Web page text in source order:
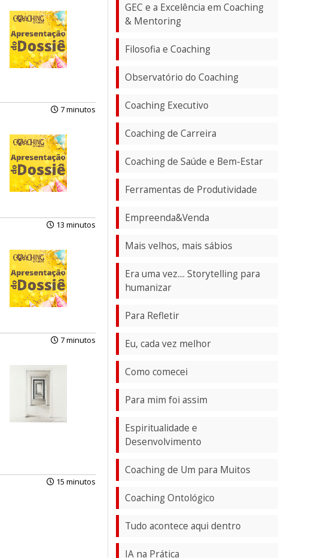
7 minutos
13 minutos
7 minutos
15 minutos
GEC e a Excelência em Coaching
& Mentoring
Filosofia e Coaching
Observatório do Coaching
Coaching Executivo
Coaching de Carreira
Coaching de Saúde e Bem-Estar
Ferramentas de Produtividade
Empreenda&Venda
Mais velhos, mais sábios
Era uma vez.... Storytelling para
humanizar
Para Refletir
Eu, cada vez melhor
Como comecei
Para mim foi assim
Espiritualidade e
Desenvolvimento
Coaching de Um para Muitos
Coaching Ontológico
Tudo acontece aqui dentro
IA na Prática